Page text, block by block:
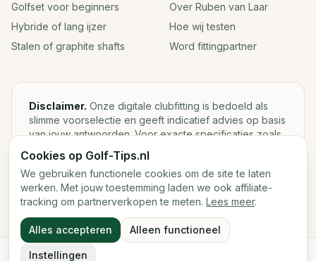
Golfset voor beginners
Hybride of lang ijzer
Stalen of graphite shafts
Over Ruben van Laar
Hoe wij testen
Word fittingpartner
Disclaimer. Onze digitale clubfitting is bedoeld als
slimme voorselectie en geeft indicatief advies op basis
van jouw antwoorden. Voor exacte specificaties zoals
loft, lie, shaftgewicht en swingweight blijft een fysieke
fitting met launch monitor de beste keuze.
2026Golf-Tips.nl — Het slimste golfadviesplatform van
Nederland.
Cookies op Golf-Tips.nl
We gebruiken functionele cookies om de site te laten
werken. Met jouw toestemming laden we ook affiliate-
tracking om partnerverkopen te meten. Lees meer.
Alles accepteren Alleen functioneel
Instellingen